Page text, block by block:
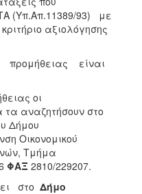
(Υπ.Απ.11389/93) με
αξιολόγησης
είναι
οι
αναζητήσουν στο
Δήμου
Οικονομικού
Τμήμα
ΦΑΞ 2810/229207.
στο Δήμο